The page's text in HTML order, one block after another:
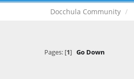
Docchula Community
Pages: [1] Go Down